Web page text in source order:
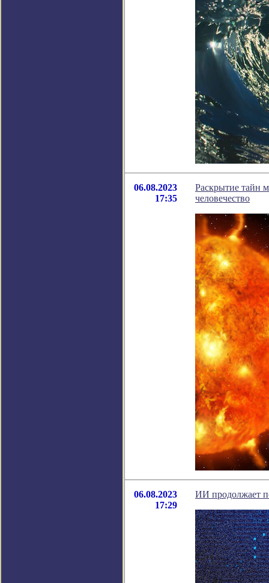
06.08.2023
17:35
Раскрытие тайн
человечество
06.08.2023
17:29
ИИ продолжает